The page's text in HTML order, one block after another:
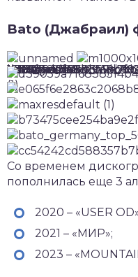
Bato (Джабраил)
Со временем
пополнилась еще 3
2020 – «USER
2021 – «МИР»;
2023 –